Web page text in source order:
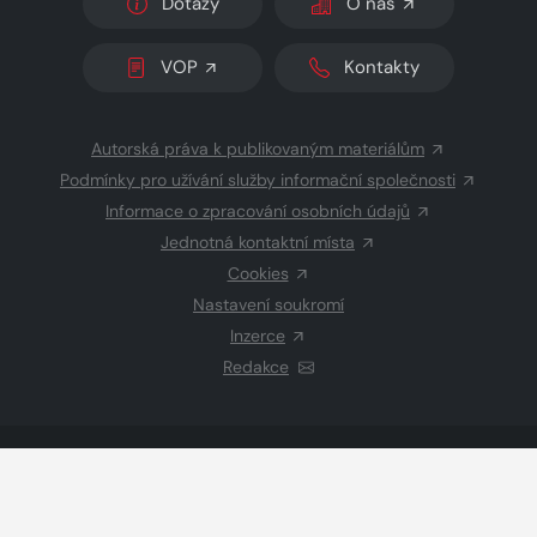
VOP Kontakty
Autorská práva k publikovaným materiálům
Podmínky pro užívání služby informační společnosti
Informace o zpracování osobních údajů
Jednotná kontaktní místa
Cookies
Nastavení soukromí
Inzerce
Redakce